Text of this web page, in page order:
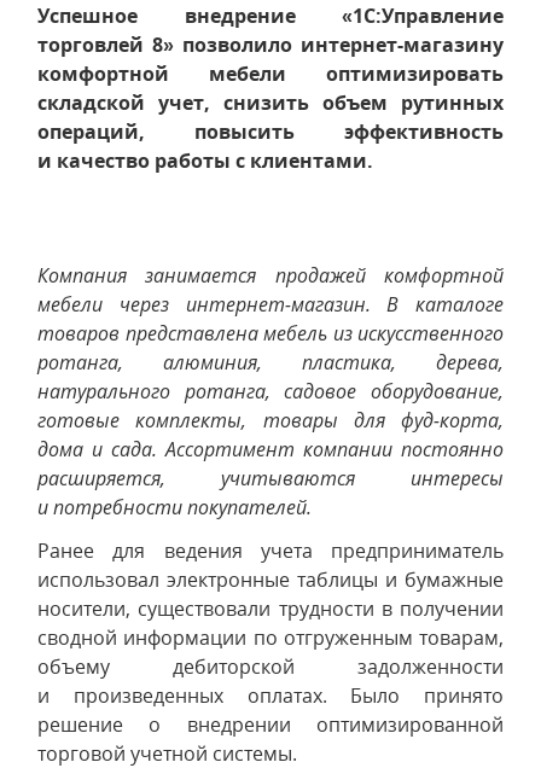
Успешное внедрение «1С:Управление
торговлей 8» позволило интернет-магазину
комфортной мебели оптимизировать
складской учет, снизить объем рутинных
операций, повысить эффективность
и качество работы с клиентами.
Компания занимается продажей комфортной
мебели через интернет-магазин. В каталоге
товаров представлена мебель из искусственного
ротанга, алюминия, пластика, дерева,
натурального ротанга, садовое оборудование,
готовые комплекты, товары для фуд-корта,
дома и сада. Ассортимент компании постоянно
расширяется, учитываются интересы
и потребности покупателей.
Ранее для ведения учета предприниматель
использовал электронные таблицы и бумажные
носители, существовали трудности в получении
сводной информации по отгруженным товарам,
объему дебиторской задолженности
и произведенных оплатах. Было принято
решение о внедрении оптимизированной
торговой учетной системы.